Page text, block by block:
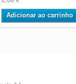
Adicionar ao carrinho